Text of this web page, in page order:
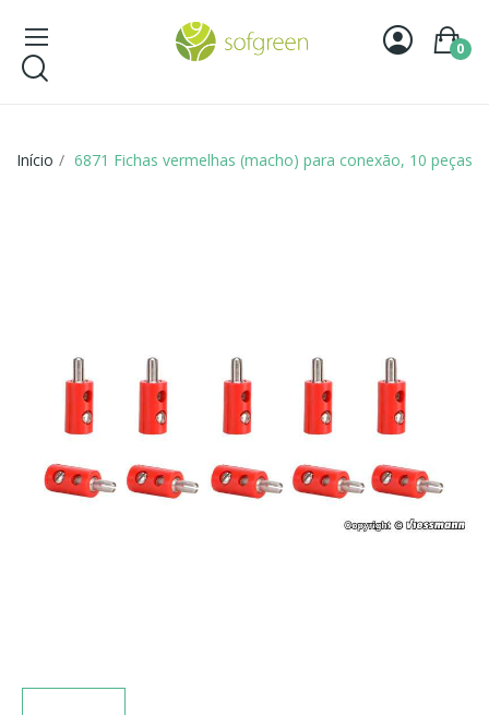
0
Início 6871 Fichas vermelhas (macho) para conexão, 10 peças